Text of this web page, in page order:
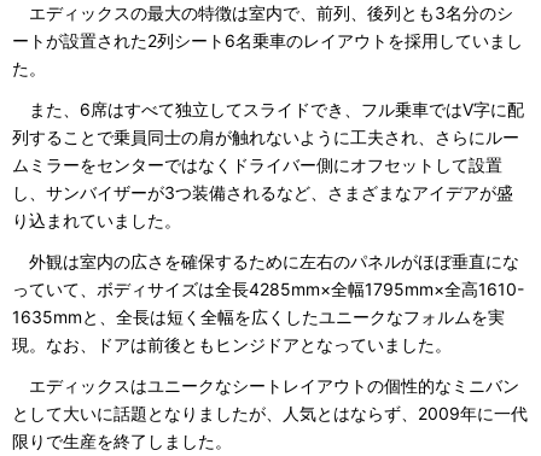
エディックスの最大の特徴は室内で、前列、後列とも3名分のシ
ートが設置された2列シート6名乗車のレイアウトを採用していまし
た。
また、6席はすべて独立してスライドでき、フル乗車ではV字に配
列することで乗員同士の肩が触れないように工夫され、さらにルー
ムミラーをセンターではなくドライバー側にオフセットして設置
し、サンバイザーが3つ装備されるなど、さまざまなアイデアが盛
り込まれていました。
外観は室内の広さを確保するために左右のパネルがほぼ垂直にな
っていて、ボディサイズは全長4285mm×全幅1795mm×全高1610-
1635mmと、全長は短く全幅を広くしたユニークなフォルムを実
現。なお、ドアは前後ともヒンジドアとなっていました。
エディックスはユニークなシートレイアウトの個性的なミニバン
として大いに話題となりましたが、人気とはならず、2009年に一代
限りで生産を終了しました。